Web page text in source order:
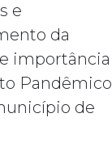
e
da
importância
Pandêmico
de